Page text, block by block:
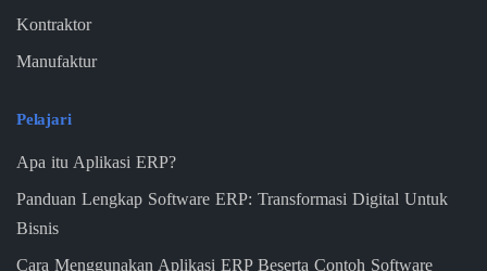
Kontraktor
Manufaktur
Pelajari
Apa itu Aplikasi ERP?
Panduan Lengkap Software ERP: Transformasi Digital Untuk
Bisnis
Cara Menggunakan Aplikasi ERP Beserta Contoh Software